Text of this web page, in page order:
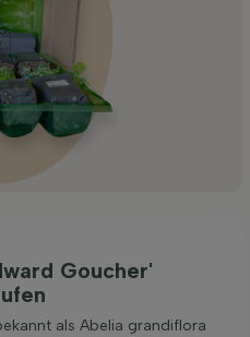
Goucher'
als Abelia grandiflora